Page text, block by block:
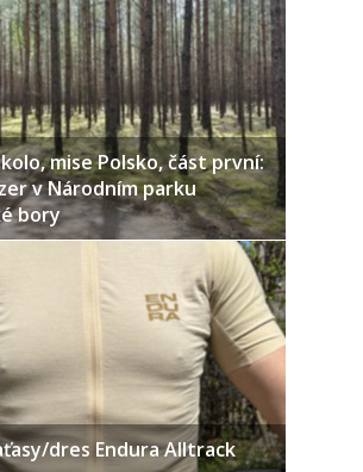
mise Polsko, část první:
v Národním parku
bory
dres Endura Alltrack